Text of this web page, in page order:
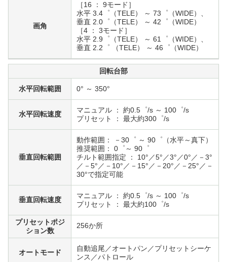
画角
［16 ： 9モード］
水平 3.4゜（TELE） ～ 73゜（WIDE）、
垂直 2.0゜（TELE） ～ 42゜（WIDE）
［4 ： 3モード］
水平 2.9゜（TELE） ～ 61゜（WIDE）、
垂直 2.2゜ （TELE） ～ 46゜（WIDE）
回転台部
水平回転範囲 0° ～ 350°
水平回転速度
マニュアル ： 約0.5゜/s ～ 100゜/s
プリセット ： 最大約300゜/s
垂直回転範囲
動作範囲： －30゜ ～ 90゜（水平～真下）
推奨範囲： 0゜～ 90゜
チルト範囲指定 ： 10°／5°／3°／0°／－3°
／－5°／－10°／－15°／－20°／－25°／－
30°で指定可能
垂直回転速度
マニュアル ： 約0.5゜/s ～ 100゜/s
プリセット ： 最大約100゜/s
プリセットポジ
ション数
256か所
オートモード
自動追尾／オートパン／プリセットシーケ
ンス／パトロール